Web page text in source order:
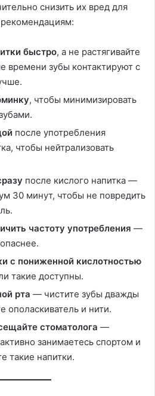
снизить их вред для
быстро, а не растягивайте
времени зубы контактируют с
, чтобы минимизировать
после употребления
чтобы нейтрализовать
после кислого напитка —
30 минут, чтобы не повредить
частоту употребления —
с пониженной кислотностью
такие доступны.
рта — чистите зубы дважды
ополаскиватель и нити.
стоматолога —
занимаетесь спортом и
такие напитки.